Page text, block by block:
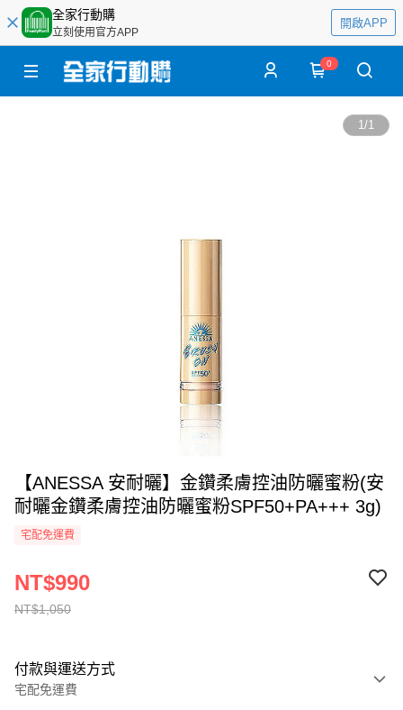
全家行動購
立刻使用官方APP
開啟APP
0
1/1
【ANESSA 安耐曬】金鑽柔膚控油防曬蜜粉(安
耐曬金鑽柔膚控油防曬蜜粉SPF50+PA+++ 3g)
宅配免運費
NT$1,050
NT$990
付款與運送方式
宅配免運費